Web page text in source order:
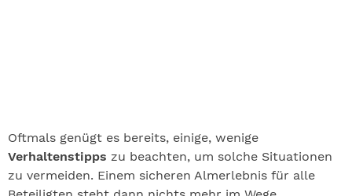
Oftmals genügt es bereits, einige, wenige
Verhaltenstipps zu beachten, um solche Situationen
zu vermeiden. Einem sicheren Almerlebnis für alle